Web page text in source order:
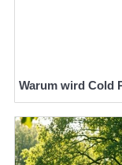
Warum wird Cold